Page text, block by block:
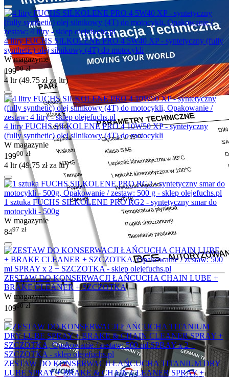
4 litry FUCHS SILKOLENE PRO 4 5W40 XP - syntetyczny (fully
synthetic) olej silnikowy (4T) do motocykli
W magazynie
19900 zł
4 ltr (49.75 złza ltr)
4 litry FUCHS SILKOLENE PRO 4 10W50 XP - syntetyczny
(fully synthetic) olej silnikowy (4T) do motocykli
W magazynie
19900 zł
4 ltr (49.75 złza ltr)
1 sztuka FUCHS SILKOLENE PRO RG2 - syntetyczny smar do
motocykli - 500g
W magazynie
8497 zł
ZESTAW DO KONSERWACJI ŁAŃCUCHA CHAIN LUBE +
BRAKE CLEANER + SZCZOTKA
W magazynie
10900 zł
ZESTAW DO KONSERWACJI ŁAŃCUCHA TITANIUM DRY
LUBE SPRAY + BRAKE & CHAIN CLEANER SPRAY +